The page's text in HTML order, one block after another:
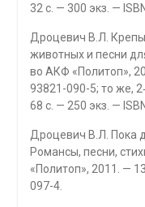
32 с. — 300 экз. —
Дроцевич В.Л.
животных и песни
во АКФ «Политоп»,
93821-090-5; то же,
68 с. — 250 экз. —
Дроцевич В.Л. Пока
Романсы, песни,
«Политоп», 2011. —
097-4.